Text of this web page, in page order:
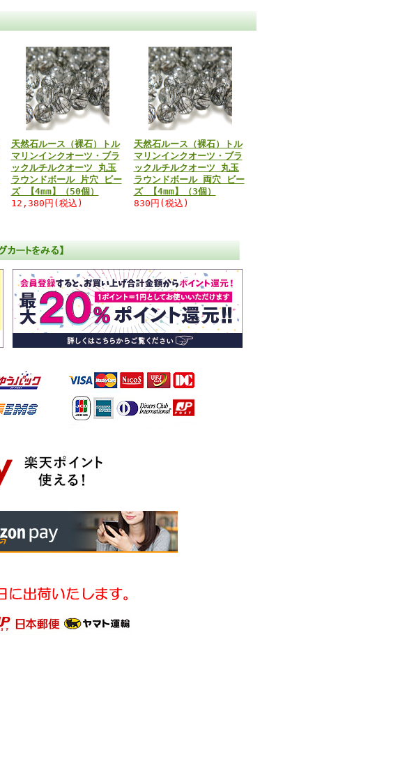
天然石ルース（裸石）トル
マリンインクオーツ・ブラ
ックルチルクオーツ 丸玉
ラウンドボール 片穴 ビー
ズ 【4mm】（50個）
12,380円(税込)
天然石ルース（裸石）トル
マリンインクオーツ・ブラ
ックルチルクオーツ 丸玉
ラウンドボール 両穴 ビー
ズ 【4mm】（3個）
830円(税込)